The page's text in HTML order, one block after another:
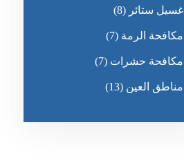
غسيل ستائر (8)
مكافحة الرمة (7)
مكافحة حشرات (7)
مناطق العين (13)